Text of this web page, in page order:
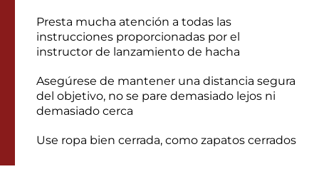
Presta mucha atención a todas las
instrucciones proporcionadas por el
instructor de lanzamiento de hacha
Asegúrese de mantener una distancia segura
del objetivo, no se pare demasiado lejos ni
demasiado cerca
Use ropa bien cerrada, como zapatos cerrados